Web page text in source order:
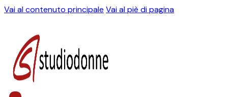
Vai al contenuto principale Vai al piè di pagina